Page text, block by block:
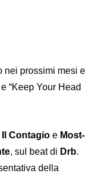
nei prossimi mesi e
“Keep Your Head
Il Contagio e Most-
, sul beat di Drb.
della